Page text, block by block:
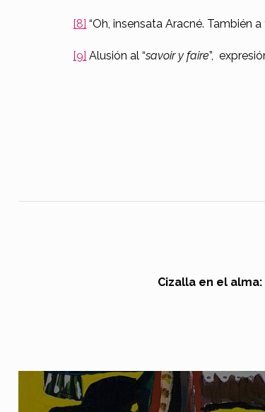
[8] “Oh, insensata Aracné. También
[9] Alusión al “savoir y faire”,
Navegación de entradas
Cizalla en el